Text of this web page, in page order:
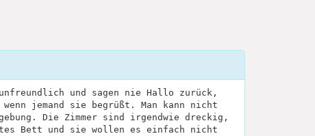
und sagen nie Hallo zurück,
jemand sie begrüßt. Man kann nicht
Die Zimmer sind irgendwie dreckig,
Bett und sie wollen es einfach nicht